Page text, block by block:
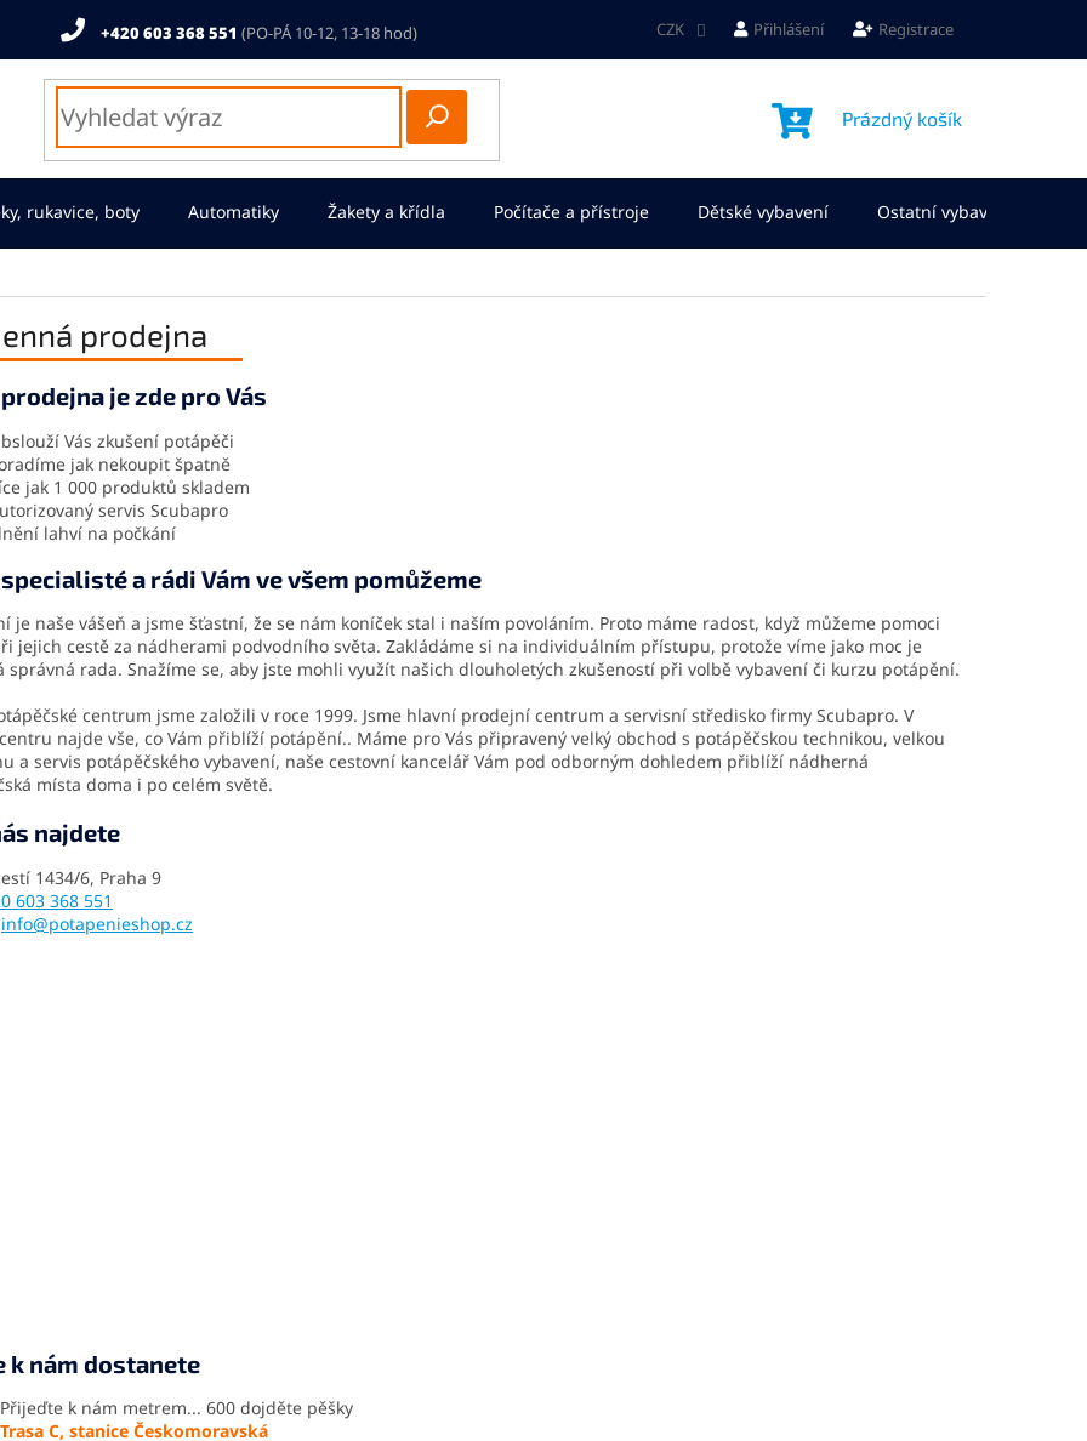
+420 603 368 551 CZK Přihlášení Registrace
NÁKUPNÍ
Prázdný košík
rukavice, boty Automatiky Žakety a křídla Počítače a přístroje Dětské vybavení Ostatní vybavení
prodejna
je zde pro Vás
Vás zkušení potápěči
jak nekoupit špatně
jak 1 000 produktů skladem
servis Scubapro
lahví na počkání
specialisté a rádi Vám ve všem pomůžeme
je naše vášeň a jsme šťastní, že se nám koníček stal i naším povoláním. Proto máme radost, když můžeme pomoci
jejich cestě za nádherami podvodního světa. Zakládáme si na individuálním přístupu, protože víme jako moc je
správná rada. Snažíme se, aby jste mohli využít našich dlouholetých zkušeností při volbě vybavení či kurzu potápění.
centrum jsme založili v roce 1999. Jsme hlavní prodejní centrum a servisní středisko firmy Scubapro. V
najde vše, co Vám přiblíží potápění.. Máme pro Vás připravený velký obchod s potápěčskou technikou, velkou
a servis potápěčského vybavení, naše cestovní kancelář Vám pod odborným dohledem přiblíží nádherná
místa doma i po celém světě.
najdete
1434/6, Praha 9
603 368 551
info@potapenieshop.cz
k nám dostanete
Přijeďte k nám metrem... 600 dojděte pěšky
Trasa C, stanice Českomoravská